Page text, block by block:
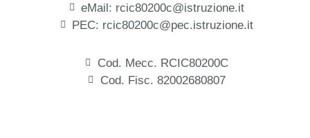
eMail: rcic80200c@istruzione.it
PEC: rcic80200c@pec.istruzione.it
Cod. Mecc. RCIC80200C
Cod. Fisc. 82002680807